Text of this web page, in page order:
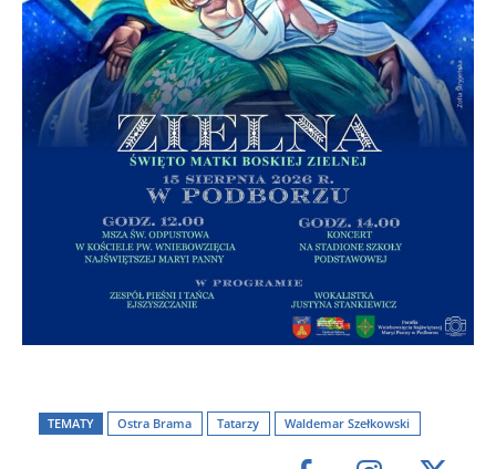
TEMATY Ostra Brama Tatarzy Waldemar Szełkowski